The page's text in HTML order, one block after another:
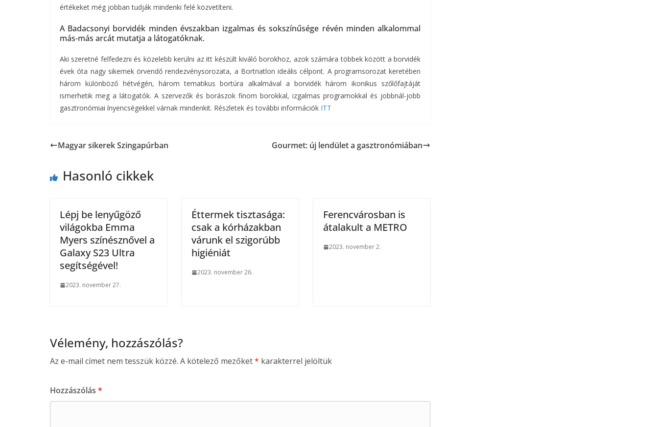
értékeket még jobban tudják mindenki felé közvetíteni.
A Badacsonyi borvidék minden évszakban izgalmas és sokszínűsége révén minden alkalommal
más-más arcát mutatja a látogatóknak.
Aki szeretné felfedezni és közelebb kerülni az itt készült kiváló borokhoz, azok számára többek között a borvidék
évek óta nagy sikernek örvendő rendezvénysorozata, a Bortriatlon ideális célpont. A programsorozat keretében
három különböző hétvégén, három tematikus bortúra alkalmával a borvidék három ikonikus szőlőfajtáját
ismerhetik meg a látogatók. A szervezők és borászok finom borokkal, izgalmas programokkal és jobbnál-jobb
gasztronómiai ínyencségekkel várnak mindenkit. Részletek és további információk ITT
Magyar sikerek Szingapúrban Gourmet: új lendület a gasztronómiában
Hasonló cikkek
Lépj be lenyűgöző
világokba Emma
Myers színésznővel a
Galaxy S23 Ultra
segítségével!
2023. november 27.
Éttermek tisztasága:
csak a kórházakban
várunk el szigorúbb
higiéniát
2023. november 26.
Ferencvárosban is
átalakult a METRO
2023. november 2.
Vélemény, hozzászólás?
Az e-mail címet nem tesszük közzé. A kötelező mezőket* karakterrel jelöltük
Hozzászólás *